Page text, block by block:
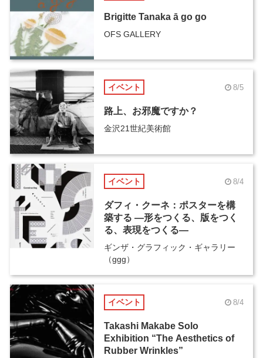
Brigitte Tanaka ā go go
OFS GALLERY
イベント 8/5
路上、お邪魔ですか？
金沢21世紀美術館
イベント 8/4
ダフィ・クーネ：ポスターを構
築する ―形をつくる、版をつく
る、表現をつくる―
ギンザ・グラフィック・ギャラリー
（ggg）
イベント 8/4
Takashi Makabe Solo
Exhibition “The Aesthetics of
Rubber Wrinkles”